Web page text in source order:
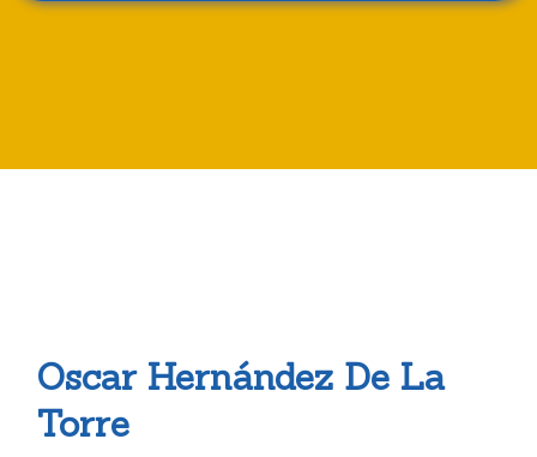
Oscar Hernández De La
Torre